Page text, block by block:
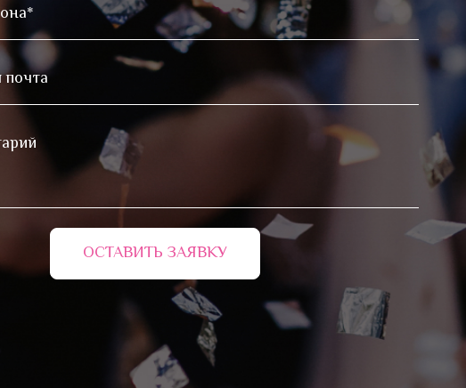
ОСТАВИТЬ ЗАЯВКУ